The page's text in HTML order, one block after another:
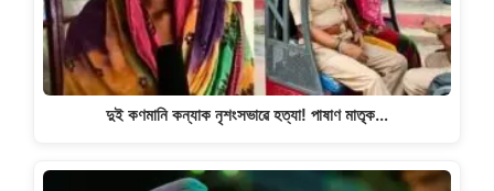
দুই কণমানি কন্যাক নৃশংসভাৱে হত্যা! পাষাণ মাতৃক…